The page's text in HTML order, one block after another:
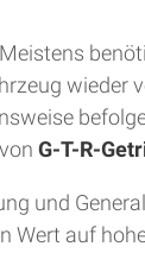
G-T-R-
und
auf